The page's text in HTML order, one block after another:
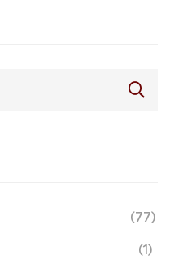
(77)
(1)